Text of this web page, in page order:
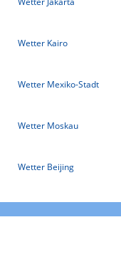
Wetter Kairo
Wetter Mexiko-Stadt
Wetter Moskau
Wetter Beijing